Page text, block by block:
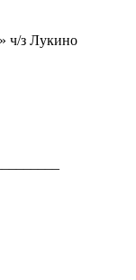
ч/з Лукино